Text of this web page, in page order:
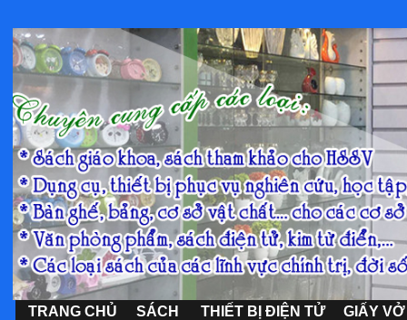
TRANG CHỦ SÁCH THIẾT BỊ ĐIỆN TỬ GIẤY VỞ